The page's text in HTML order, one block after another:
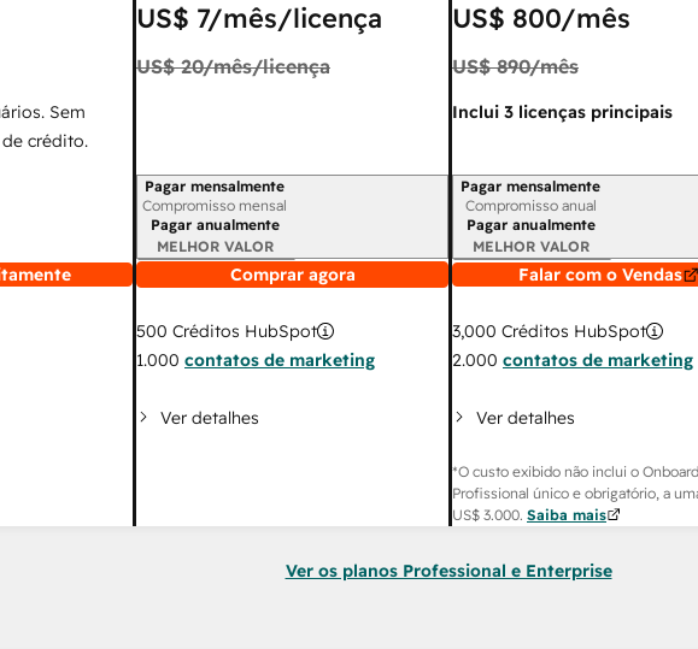
Sem
crédito.
US$ 7/mês/licença
US$ 20/mês/licença
Período de cobrança
Pagar mensalmente
Compromisso mensal
Pagar anualmente
MELHOR VALOR
Comprar agora
500 Créditos HubSpot
1.000 contatos de marketing
Ver detalhes
US$ 800/mês
US$ 890/mês
Inclui 3 licenças principais
Período de cobrança
Pagar mensalmente
Compromisso anual
Pagar anualmente
MELHOR VALOR
Falar com o Vendas
3,000 Créditos HubSpot
2.000 contatos de marketing
Ver detalhes
*O custo exibido não inclui o
Profissional único e obrigatório, a
US$ 3.000. Saiba mais
Ver os planos Professional e Enterprise